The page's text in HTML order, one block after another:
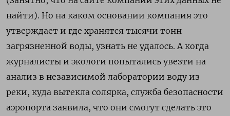
найти). Но на каком основании компания это
утверждает и где хранятся тысячи тонн
загрязненной воды, узнать не удалось. А когда
журналисты и экологи попытались увезти на
анализ в независимой лаборатории воду из
реки, куда вытекла солярка, служба безопасности
аэропорта заявила, что они смогут сделать это